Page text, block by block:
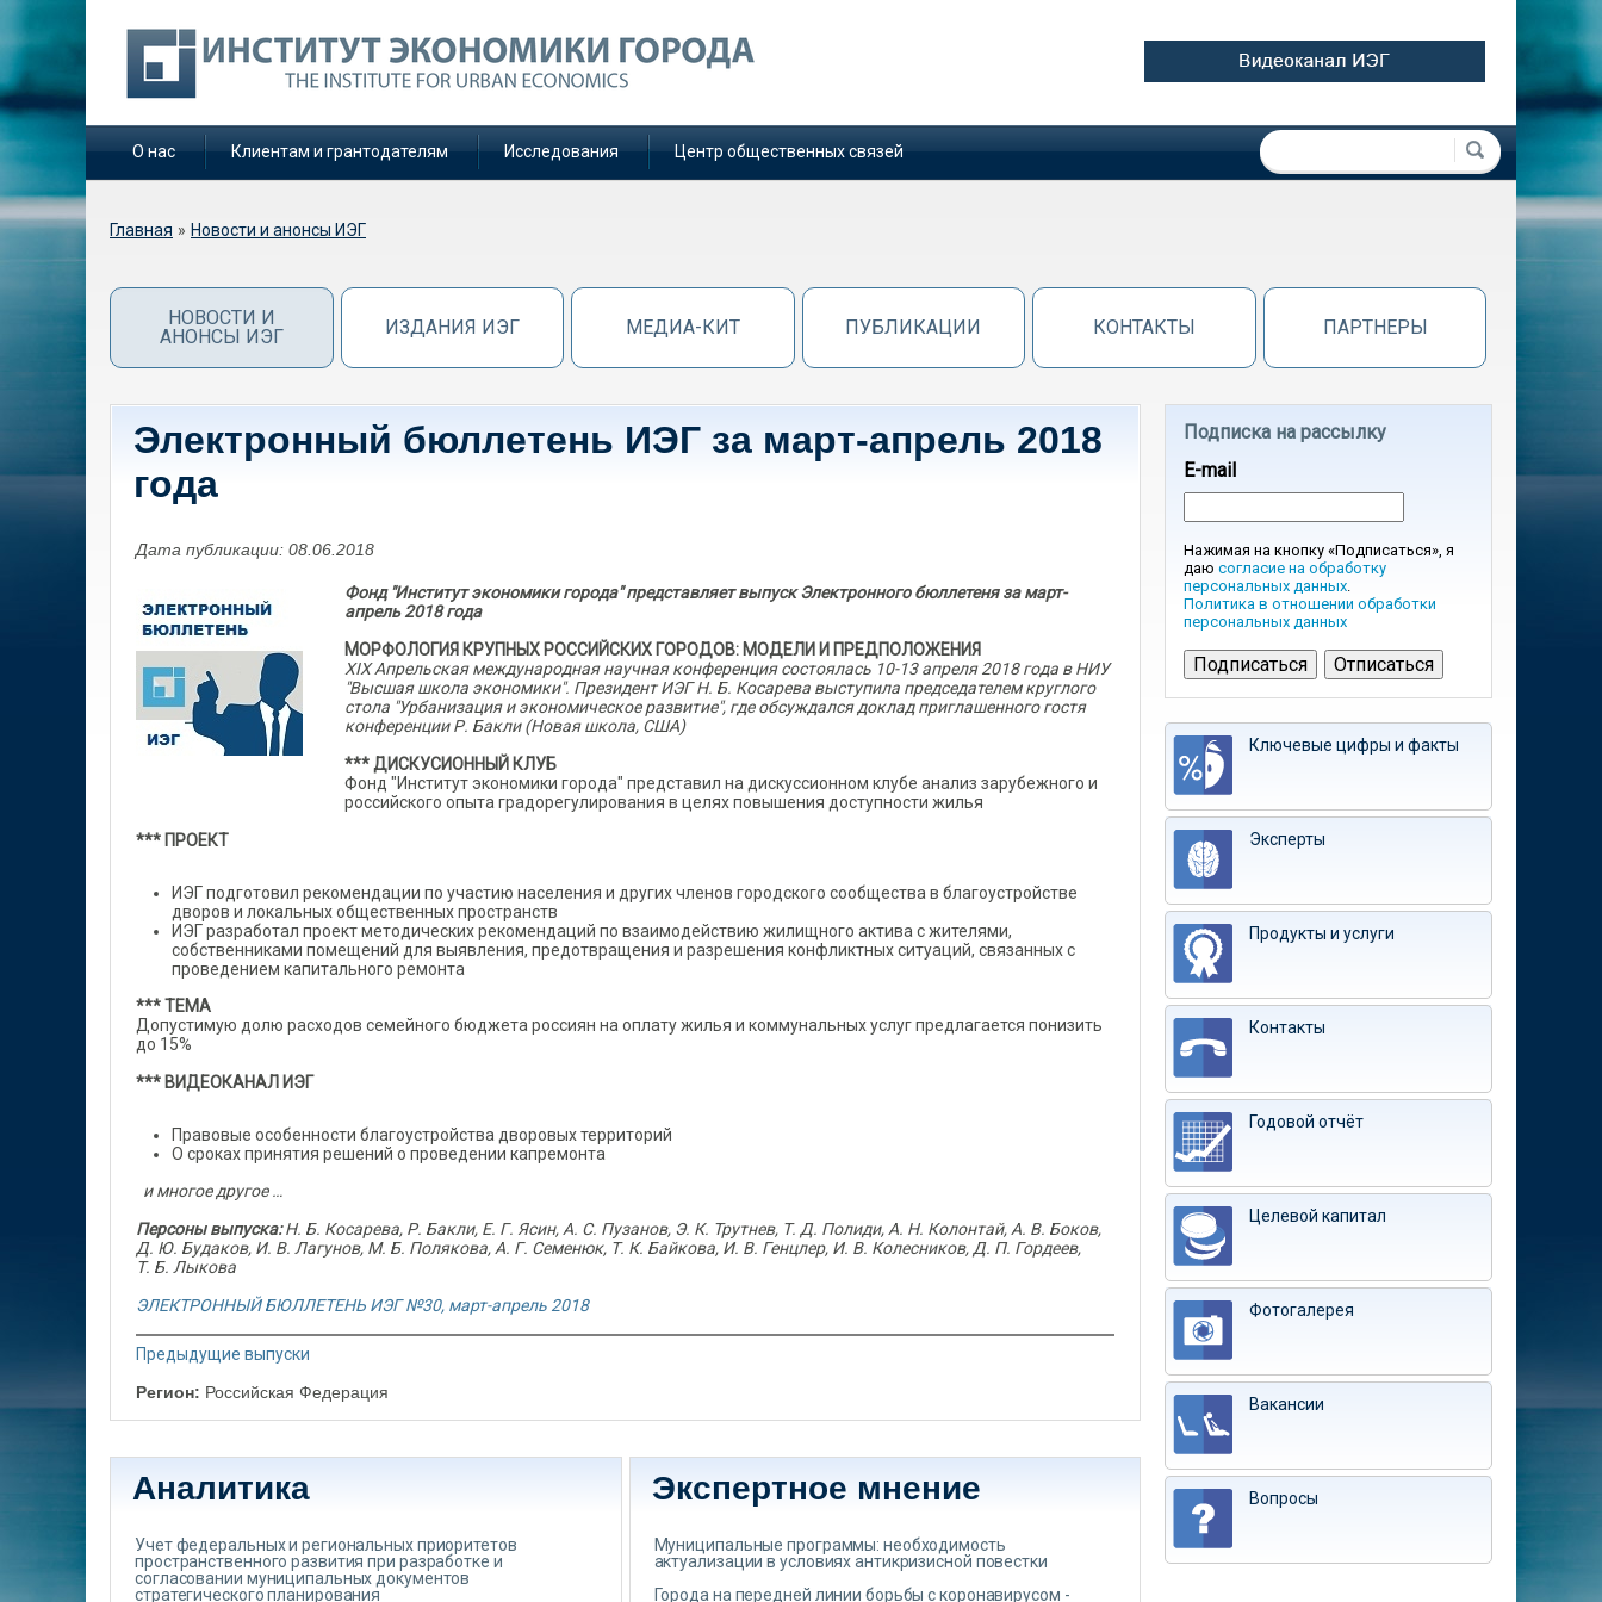
О нас Клиентам и грантодателям Исследования Центр общественных связей Форма поиска
Поиск
Вы здесь
Главная » Новости и анонсы ИЭГ
НОВОСТИ И
АНОНСЫ ИЭГ
ИЗДАНИЯ ИЭГ МЕДИА-КИТ ПУБЛИКАЦИИ КОНТАКТЫ ПАРТНЕРЫ
Электронный бюллетень ИЭГ за март-апрель 2018
года
Дата публикации: 08.06.2018
Фонд "Институт экономики города" представляет выпуск Электронного бюллетеня за март-
апрель 2018года
МОРФОЛОГИЯ КРУПНЫХ РОССИЙСКИХ ГОРОДОВ: МОДЕЛИ И ПРЕДПОЛОЖЕНИЯ
XIX Апрельская международная научная конференция состоялась 10-13 апреля 2018 года в НИУ
"Высшая школа экономики". Президент ИЭГ Н. Б. Косарева выступила председателем круглого
стола "Урбанизация и экономическое развитие", где обсуждался доклад приглашенного гостя
конференции Р. Бакли (Новая школа, США)
*** ДИСКУСИОННЫЙ КЛУБ
Фонд "Институт экономики города" представил на дискуссионном клубе анализ зарубежного и
российского опыта градорегулирования в целях повышения доступности жилья
*** ПРОЕКТ
ИЭГ подготовил рекомендации по участию населения и других членов городского сообщества в благоустройстве
дворов и локальных общественных пространств
ИЭГ разработал проект методических рекомендаций по взаимодействию жилищного актива с жителями,
собственниками помещений для выявления, предотвращения и разрешения конфликтных ситуаций, связанных с
проведением капитального ремонта
*** ТЕМА
Допустимую долю расходов семейного бюджета россиян на оплату жилья и коммунальных услуг предлагается понизить
до 15%
*** ВИДЕОКАНАЛ ИЭГ
Правовые особенности благоустройства дворовых территорий
О сроках принятия решений о проведении капремонта
и многое другое …
Персоны выпуска:Н. Б. Косарева, Р. Бакли, Е. Г. Ясин, А. С. Пузанов, Э. К. Трутнев, Т. Д. Полиди, А. Н. Колонтай, А. В. Боков,
Д. Ю. Будаков, И. В. Лагунов, М. Б. Полякова, А. Г. Семенюк, Т. К. Байкова, И. В. Генцлер, И. В. Колесников, Д. П. Гордеев,
Т. Б. Лыкова
ЭЛЕКТРОННЫЙ БЮЛЛЕТЕНЬ ИЭГ №30, март-апрель 2018
Предыдущие выпуски
Регион: Российская Федерация
Аналитика
Учет федеральных и региональных приоритетов
пространственного развития при разработке и
согласовании муниципальных документов
стратегического планирования
Экспертное мнение
Муниципальные программы: необходимость
актуализации в условиях антикризисной повестки
Города на передней линии борьбы с коронавирусом -
Подписка на рассылку
E-mail
Нажимая на кнопку «Подписаться», я
даю согласие на обработку
персональных данных.
Политика в отношении обработки
персональных данных
Ключевые цифры и факты
Эксперты
Продукты и услуги
Контакты
Годовой отчёт
Целевой капитал
Фотогалерея
Вакансии
Вопросы